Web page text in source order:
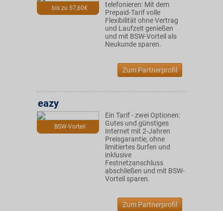
bis zu 57,60€
telefonieren: Mit dem
Prepaid-Tarif volle
Flexibilität ohne Vertrag
und Laufzeit genießen
und mit BSW-Vorteil als
Neukunde sparen.
Zum Partnerprofil
BSW-Vorteil
eazy
Ein Tarif - zwei Optionen:
Gutes und günstiges
Internet mit 2-Jahren
Preisgarantie, ohne
limitiertes Surfen und
inklusive
Festnetzanschluss
abschließen und mit BSW-
Vorteil sparen.
Zum Partnerprofil